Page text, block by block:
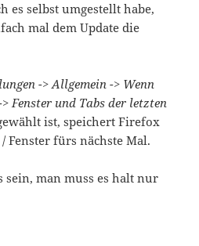
es selbst umgestellt habe,
mal dem Update die
-> Allgemein -> Wenn
Fenster und Tabs der letzten
ist, speichert Firefox
Fenster fürs nächste Mal.
sein, man muss es halt nur